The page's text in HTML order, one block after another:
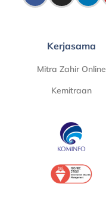
Kerjasama
Mitra Zahir Online
Kemitraan